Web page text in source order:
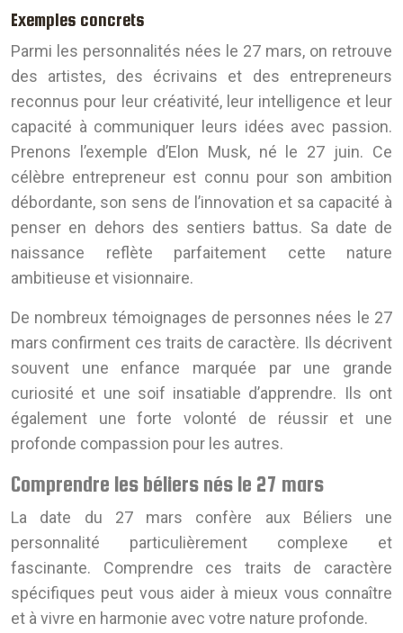
Exemples concrets
Parmi les personnalités nées le 27 mars, on retrouve
des artistes, des écrivains et des entrepreneurs
reconnus pour leur créativité, leur intelligence et leur
capacité à communiquer leurs idées avec passion.
Prenons l’exemple d’Elon Musk, né le 27 juin. Ce
célèbre entrepreneur est connu pour son ambition
débordante, son sens de l’innovation et sa capacité à
penser en dehors des sentiers battus. Sa date de
naissance reflète parfaitement cette nature
ambitieuse et visionnaire.
De nombreux témoignages de personnes nées le 27
mars confirment ces traits de caractère. Ils décrivent
souvent une enfance marquée par une grande
curiosité et une soif insatiable d’apprendre. Ils ont
également une forte volonté de réussir et une
profonde compassion pour les autres.
Comprendre les béliers nés le 27 mars
La date du 27 mars confère aux Béliers une
personnalité particulièrement complexe et
fascinante. Comprendre ces traits de caractère
spécifiques peut vous aider à mieux vous connaître
et à vivre en harmonie avec votre nature profonde.